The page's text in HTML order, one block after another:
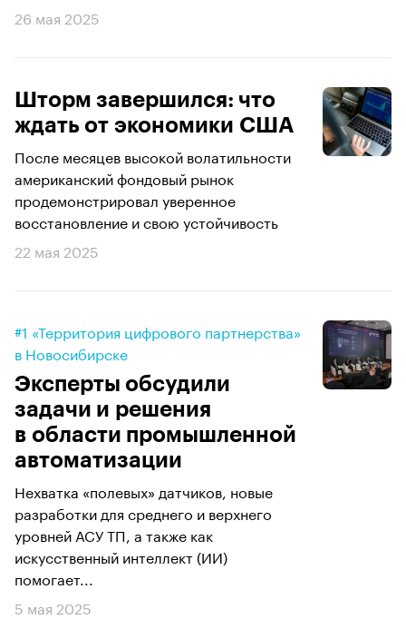
26 мая 2025
Шторм завершился: что
ждать от экономики США
После месяцев высокой волатильности
американский фондовый рынок
продемонстрировал уверенное
восстановление и свою устойчивость
22 мая 2025
#1 «Территория цифрового партнерства»
в Новосибирске
Эксперты обсудили
задачи и решения
в области промышленной
автоматизации
Нехватка «полевых» датчиков, новые
разработки для среднего и верхнего
уровней АСУ ТП, а также как
искусственный интеллект (ИИ)
помогает...
5 мая 2025